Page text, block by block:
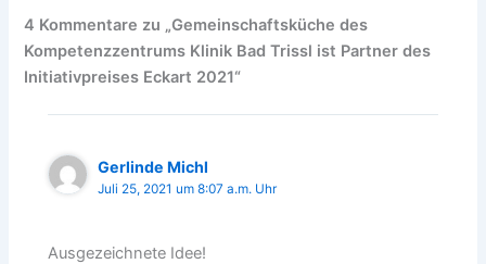
4 Kommentare zu „Gemeinschaftsküche des
Kompetenzzentrums Klinik Bad Trissl ist Partner des
Initiativpreises Eckart 2021“
Gerlinde Michl
Juli 25, 2021 um 8:07 a.m. Uhr
Ausgezeichnete Idee!